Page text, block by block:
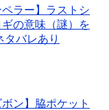
ペラー】ラストシ
の意味（謎）を
タバレあり
ボン】脇ポケット